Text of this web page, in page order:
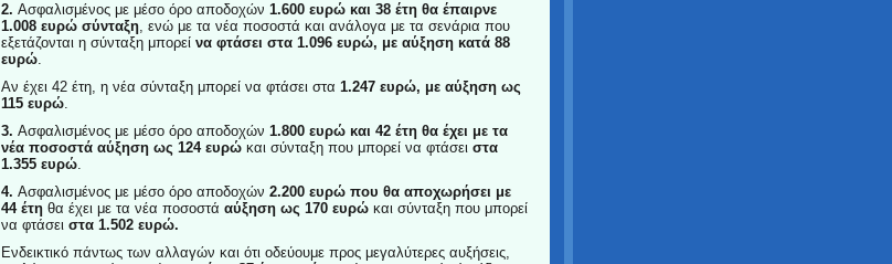
2. Ασφαλισμένος με μέσο όρο αποδοχών 1.600 ευρώ και 38 έτη θα έπαιρνε
1.008 ευρώ σύνταξη, ενώ με τα νέα ποσοστά και ανάλογα με τα σενάρια που
εξετάζονται η σύνταξη μπορεί να φτάσει στα 1.096 ευρώ, με αύξηση κατά 88
ευρώ.
Αν έχει 42 έτη, η νέα σύνταξη μπορεί να φτάσει στα 1.247 ευρώ, με αύξηση ως
115 ευρώ.
3. Ασφαλισμένος με μέσο όρο αποδοχών 1.800 ευρώ και 42 έτη θα έχει με τα
νέα ποσοστά αύξηση ως 124 ευρώ και σύνταξη που μπορεί να φτάσει στα
1.355 ευρώ.
4. Ασφαλισμένος με μέσο όρο αποδοχών 2.200 ευρώ που θα αποχωρήσει με
44 έτη θα έχει με τα νέα ποσοστά αύξηση ως 170 ευρώ και σύνταξη που μπορεί
να φτάσει στα 1.502 ευρώ.
Ενδεικτικό πάντως των αλλαγών και ότι οδεύουμε προς μεγαλύτερες αυξήσεις,